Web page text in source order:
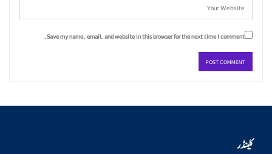
Save my name, email, and website in this browser for the next time I comment.
کلینڈر